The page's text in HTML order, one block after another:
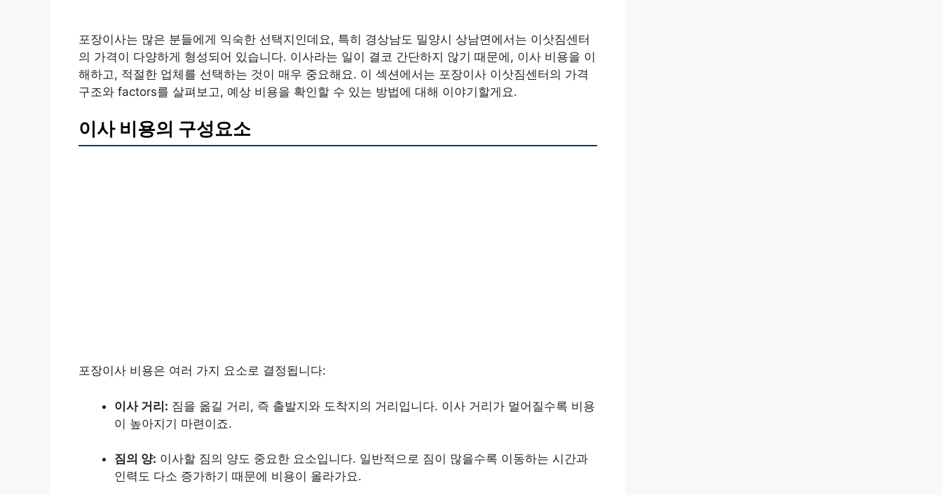
포장이사는 많은 분들에게 익숙한 선택지인데요, 특히 경상남도 밀양시 상남면에서는 이삿짐센터
의 가격이 다양하게 형성되어 있습니다. 이사라는 일이 결코 간단하지 않기 때문에, 이사 비용을 이
해하고, 적절한 업체를 선택하는 것이 매우 중요해요. 이 섹션에서는 포장이사 이삿짐센터의 가격
구조와 factors를 살펴보고, 예상 비용을 확인할 수 있는 방법에 대해 이야기할게요.
이사 비용의 구성요소
포장이사 비용은 여러 가지 요소로 결정됩니다:
이사 거리: 짐을 옮길 거리, 즉 출발지와 도착지의 거리입니다. 이사 거리가 멀어질수록 비용
이 높아지기 마련이죠.
짐의 양: 이사할 짐의 양도 중요한 요소입니다. 일반적으로 짐이 많을수록 이동하는 시간과
인력도 다소 증가하기 때문에 비용이 올라가요.